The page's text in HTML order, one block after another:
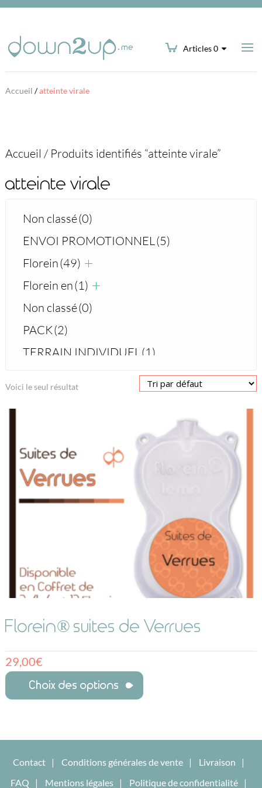
Articles 0
Accueil /atteinte virale
Accueil / Produits identifiés “atteinte virale”
atteinte virale
Non classé(0)
ENVOI PROMOTIONNEL(5)
Florein(49)
Florein en(1)
Non classé(0)
PACK(2)
TERRAIN INDIVIDUEL (1)
Voici le seul résultat
Florein® suites de Verrues
29,00€
Choix des options
Contact Conditions générales de vente
Livraison
FAQ
Mentions légales Politique de confidentialité